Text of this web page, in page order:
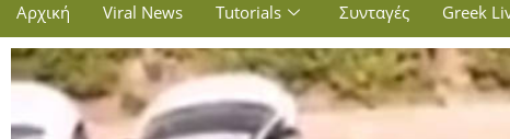
Αρχική Viral News Tutorials Συνταγές Greek